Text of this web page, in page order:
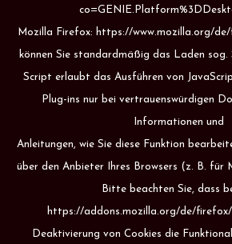
Mozilla Firefox: https://www.mozilla.org/
können Sie standardmäßig das Laden sog.
Script erlaubt das Ausführen von
Plug-ins nur bei vertrauenswürdigen
Informationen und
Anleitungen, wie Sie diese Funktion
über den Anbieter Ihres Browsers (z. B. für
Bitte beachten Sie, dass
https://addons.mozilla.org/de/
Deaktivierung von Cookies die